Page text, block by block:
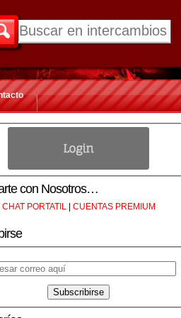
con Nosotros…
CHAT PORTATIL | CUENTAS PREMIUM